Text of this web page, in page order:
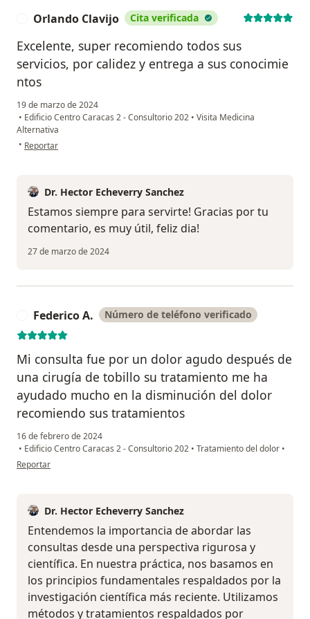
Orlando Clavijo Cita verificada
Excelente, super recomiendo todos sus
servicios, por calidez y entrega a sus conocimie
ntos
19 de marzo de 2024
• Edificio Centro Caracas 2 - Consultorio 202 • Visita Medicina
Alternativa
• en opinión del usuario Orlando Clavijo
Reportar
Dr. Hector Echeverry Sanchez
Estamos siempre para servirte! Gracias por tu
comentario, es muy útil, feliz dia!
27 de marzo de 2024
Federico A. Número de teléfono verificado
Mi consulta fue por un dolor agudo después de
una cirugía de tobillo su tratamiento me ha
ayudado mucho en la disminución del dolor
recomiendo sus tratamientos
16 de febrero de 2024
• Edificio Centro Caracas 2 - Consultorio 202 • Tratamiento del dolor •
en opinión del usuario Federico A.
Reportar
Dr. Hector Echeverry Sanchez
Entendemos la importancia de abordar las
consultas desde una perspectiva rigurosa y
científica. En nuestra práctica, nos basamos en
los principios fundamentales respaldados por la
investigación científica más reciente. Utilizamos
métodos y tratamientos respaldados por